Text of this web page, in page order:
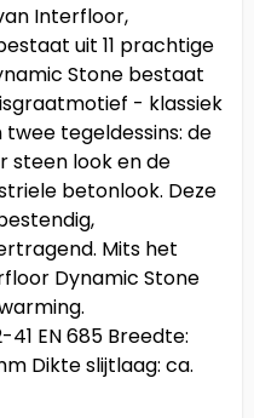
Interfloor,
uit 11 prachtige
Stone bestaat
- klassiek
tegeldessins: de
steen look en de
betonlook. Deze
Mits het
Dynamic Stone
EN 685 Breedte:
Dikte slijtlaag: ca.